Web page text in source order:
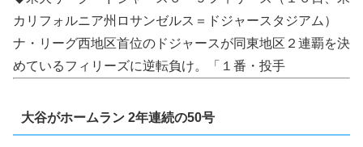
カリフォルニア州ロサンゼルス＝ドジャースタジアム）
ナ・リーグ西地区首位のドジャースが同東地区２連覇を決
めているフィリーズに逆転負け。「１番・投手
大谷がホームラン 2年連続の50号